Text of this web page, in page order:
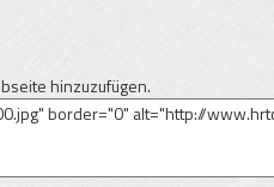
hinzuzufügen.